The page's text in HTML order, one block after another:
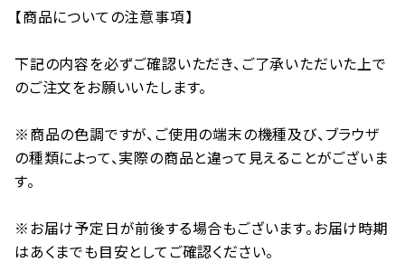
【商品についての注意事項】
下記の内容を必ずご確認いただき、ご了承いただいた上で
のご注文をお願いいたします。
※商品の色調ですが、ご使用の端末の機種及び、ブラウザ
の種類によって、実際の商品と違って見えることがございま
す。
※お届け予定日が前後する場合もございます。お届け時期
はあくまでも目安としてご確認ください。